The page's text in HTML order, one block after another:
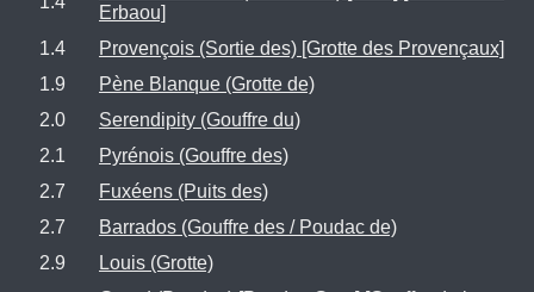
Erbaou]
1.4
Provençois (Sortie des) [Grotte des Provençaux]
1.9
Pène Blanque (Grotte de)
2.0
Serendipity (Gouffre du)
2.1
Pyrénois (Gouffre des)
2.7
Fuxéens (Puits des)
2.7
Barrados (Gouffre des / Poudac de)
2.9
Louis (Grotte)